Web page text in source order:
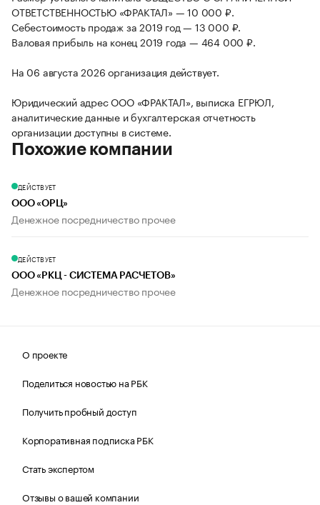
ОТВЕТСТВЕННОСТЬЮ «ФРАКТАЛ» — 10 000 ₽.
Себестоимость продаж за 2019 год — 13 000 ₽.
Валовая прибыль на конец 2019 года — 464 000 ₽.
На 06 августа 2026 организация действует.
Юридический адрес ООО «ФРАКТАЛ», выписка ЕГРЮЛ,
аналитические данные и бухгалтерская отчетность
организации доступны в системе.
Похожие компании
ДЕЙСТВУЕТ
ООО «ОРЦ»
Денежное посредничество прочее
ДЕЙСТВУЕТ
ООО «РКЦ - СИСТЕМА РАСЧЕТОВ»
Денежное посредничество прочее
О проекте
Поделиться новостью на РБК
Получить пробный доступ
Корпоративная подписка РБК
Стать экспертом
Отзывы о вашей компании